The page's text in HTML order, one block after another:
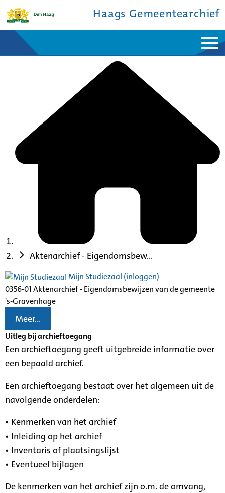
Haags Gemeentearchief
Bronnen en collecties
Aktenarchief - Eigendomsbew...
Mijn Studiezaal (inloggen)
0356-01 Aktenarchief - Eigendomsbewijzen van de gemeente
's-Gravenhage
Meer...
Uitleg bij archieftoegang
Een archieftoegang geeft uitgebreide informatie over
een bepaald archief.
Een archieftoegang bestaat over het algemeen uit de
navolgende onderdelen:
• Kenmerken van het archief
• Inleiding op het archief
• Inventaris of plaatsingslijst
• Eventueel bijlagen
De kenmerken van het archief zijn o.m. de omvang,